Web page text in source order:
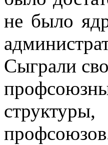
не было
Сыграли